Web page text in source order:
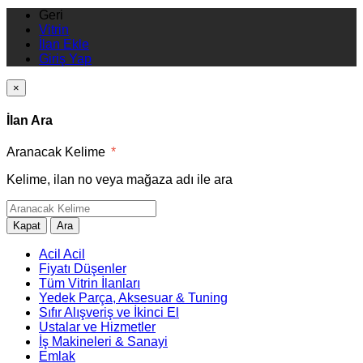
Geri
Vitrin
İlan Ekle
Giriş Yap
×
İlan Ara
Aranacak Kelime *
Kelime, ilan no veya mağaza adı ile ara
Kapat Ara
Acil Acil
Fiyatı Düşenler
Tüm Vitrin İlanları
Yedek Parça, Aksesuar & Tuning
Sıfır Alışveriş ve İkinci El
Ustalar ve Hizmetler
İş Makineleri & Sanayi
Emlak